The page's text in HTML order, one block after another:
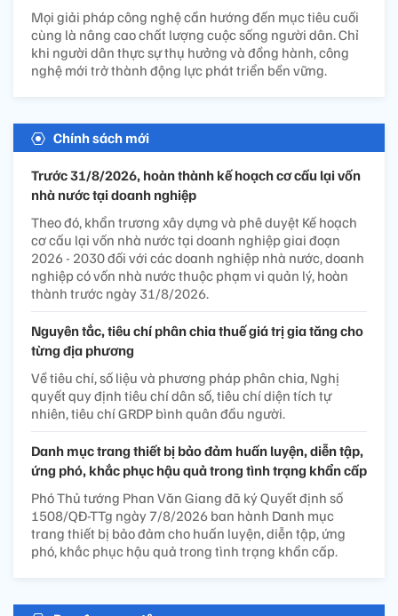
Mọi giải pháp công nghệ cần hướng đến mục tiêu cuối
cùng là nâng cao chất lượng cuộc sống người dân. Chỉ
khi người dân thực sự thụ hưởng và đồng hành, công
nghệ mới trở thành động lực phát triển bền vững.
Chính sách mới
Trước 31/8/2026, hoàn thành kế hoạch cơ cấu lại vốn
nhà nước tại doanh nghiệp
Theo đó, khẩn trương xây dựng và phê duyệt Kế hoạch
cơ cấu lại vốn nhà nước tại doanh nghiệp giai đoạn
2026 - 2030 đối với các doanh nghiệp nhà nước, doanh
nghiệp có vốn nhà nước thuộc phạm vi quản lý, hoàn
thành trước ngày 31/8/2026.
Nguyên tắc, tiêu chí phân chia thuế giá trị gia tăng cho
từng địa phương
Về tiêu chí, số liệu và phương pháp phân chia, Nghị
quyết quy định tiêu chí dân số, tiêu chí diện tích tự
nhiên, tiêu chí GRDP bình quân đầu người.
Danh mục trang thiết bị bảo đảm huấn luyện, diễn tập,
ứng phó, khắc phục hậu quả trong tình trạng khẩn cấp
Phó Thủ tướng Phan Văn Giang đã ký Quyết định số
1508/QĐ-TTg ngày 7/8/2026 ban hành Danh mục
trang thiết bị bảo đảm cho huấn luyện, diễn tập, ứng
phó, khắc phục hậu quả trong tình trạng khẩn cấp.